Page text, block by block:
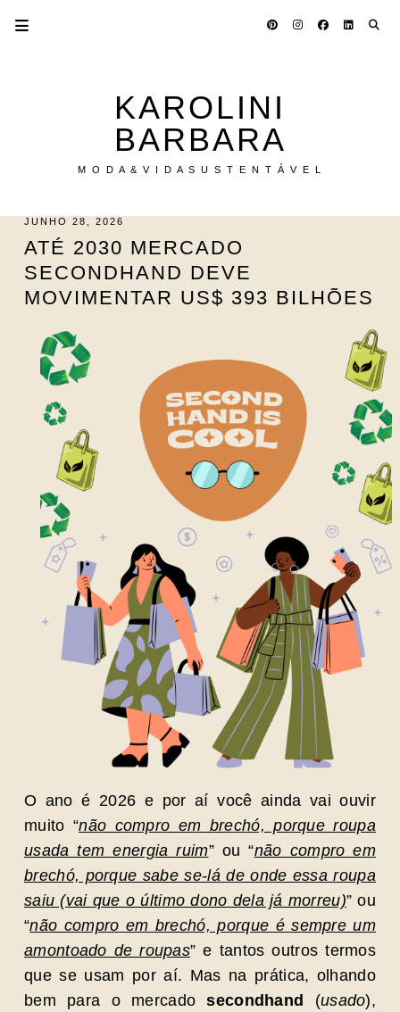
KAROLINI
BARBARA
M O D A & V I D A S U S T E N T Á V E L
JUNHO 28, 2026
ATÉ 2030 MERCADO
SECONDHAND DEVE
MOVIMENTAR US$ 393 BILHÕES
O ano é 2026 e por aí você ainda vai ouvir
muito “não compro em brechó, porque roupa
usada tem energia ruim” ou “não compro em
brechó, porque sabe se-lá de onde essa roupa
saiu (vai que o último dono dela já morreu)” ou
“não compro em brechó, porque é sempre um
amontoado de roupas” e tantos outros termos
que se usam por aí. Mas na prática, olhando
bem para o mercadosecondhand (usado),